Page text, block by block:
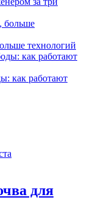
технологий
как работают
для